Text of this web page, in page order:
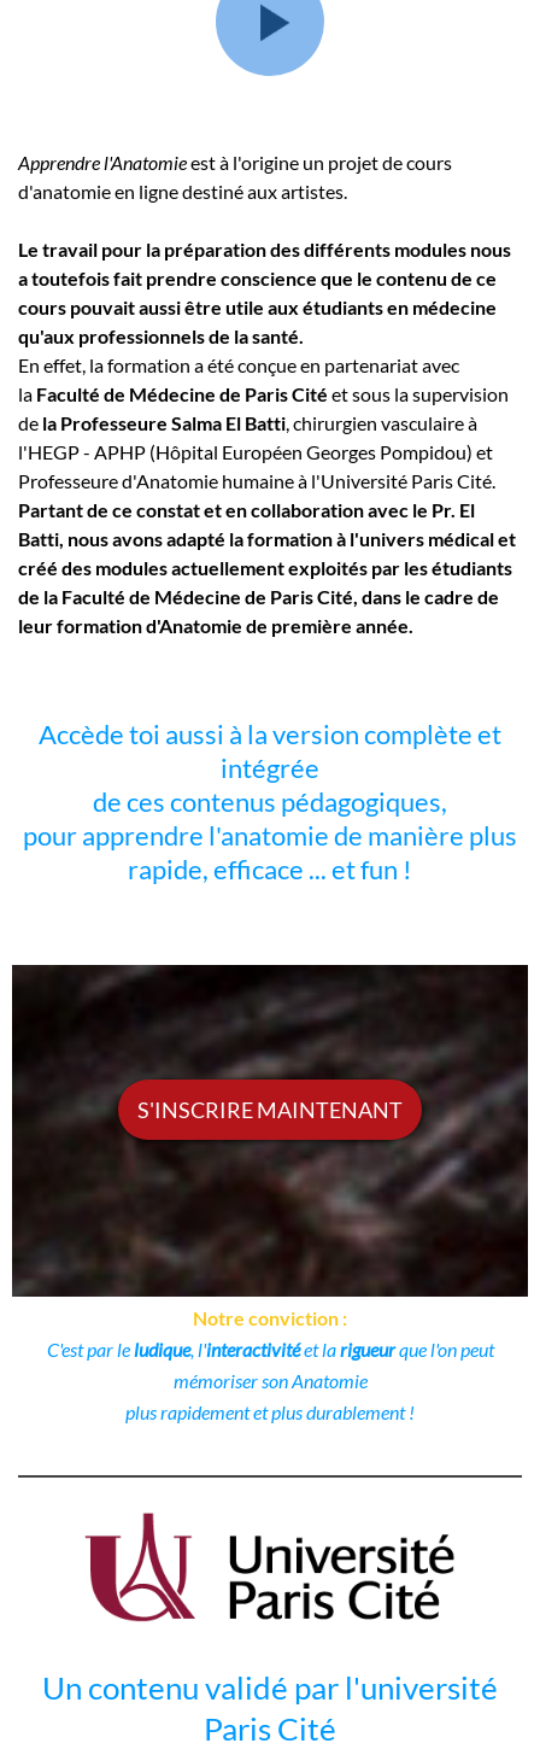
Apprendre l'Anatomieest à l'origine un projet de cours
d'anatomie en ligne destiné aux artistes.
Le travail pour la préparation des différents modules nous
a toutefois fait prendre conscience que le contenu de ce
cours pouvait aussi être utile aux étudiants en médecine
qu'aux professionnels de la santé.
En effet, la formation a été conçue en partenariat avec
la Faculté de Médecine de Paris Cité et sous la supervision
de la Professeure Salma El Batti, chirurgien vasculaire à
l'HEGP - APHP (Hôpital Européen Georges Pompidou) et
Professeure d'Anatomie humaine à l'Université Paris Cité.
Partant de ce constat et en collaboration avec le Pr. El
Batti, nous avons adapté la formation à l'univers médical et
créé des modules actuellement exploités par les étudiants
de la Faculté de Médecine de Paris Cité, dans le cadre de
leur formation d'Anatomie de première année.
Accède toi aussi à la version complète et
intégrée
de ces contenus pédagogiques,
pour apprendre l'anatomie de manière plus
rapide, efficace ... et fun !
S'INSCRIRE MAINTENANT
Notre conviction :
C'est par leludique, l'interactivitéet larigueurque l'on peut
mémoriser son Anatomie
plus rapidement et plus durablement !
Un contenu validé par l'université
Paris Cité